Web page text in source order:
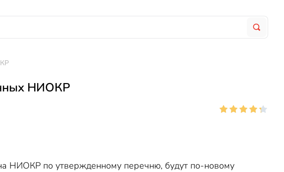
НИОКР
НИОКР по утвержденному перечню, будут по-новому